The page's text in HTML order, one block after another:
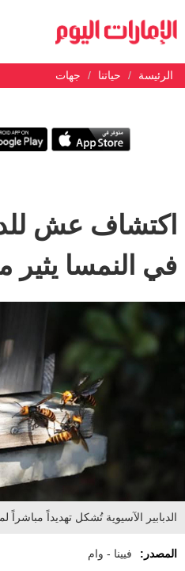
الرئيسة حياتنا جهات
اكتشاف عش
في النمسا يثير
الدبابير الآسيوية تُشكل تهديداً
المصدر: فيينا - وام